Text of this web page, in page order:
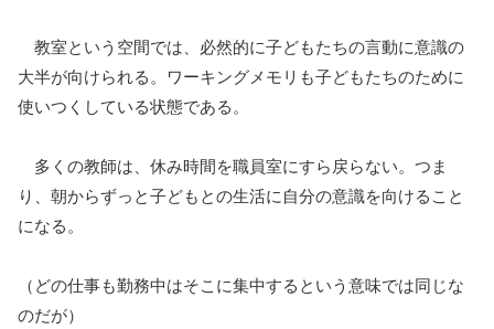
教室という空間では、必然的に子どもたちの言動に意識の
大半が向けられる。ワーキングメモリも子どもたちのために
使いつくしている状態である。
多くの教師は、休み時間を職員室にすら戻らない。つま
り、朝からずっと子どもとの生活に自分の意識を向けること
になる。
（どの仕事も勤務中はそこに集中するという意味では同じな
のだが）